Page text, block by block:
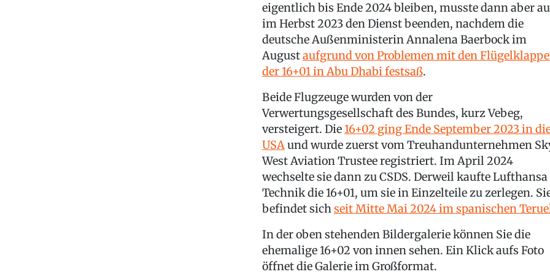
eigentlich bis Ende 2024 bleiben, musste dann aber
im Herbst 2023 den Dienst beenden, nachdem die
deutsche Außenministerin Annalena Baerbock im
Augustaufgrund von Problemen mit den
der 16+01 in Abu Dhabi festsaß.
Beide Flugzeuge wurden von der
Verwertungsgesellschaft des Bundes, kurz Vebeg,
versteigert. Die16+02 ging Ende September 2023 in
USAund wurde zuerst vom Treuhandunternehmen
West Aviation Trustee registriert. Im April 2024
wechselte sie dann zu CSDS. Derweil kaufte Lufthansa
Technik die 16+01, um sie in Einzelteile zu zerlegen.
befindet sichseit Mitte Mai 2024 im spanischen
In der oben stehenden Bildergalerie können Sie die
ehemalige 16+02 von innen sehen. Ein Klick aufs Foto
öffnet die Galerie im Großformat.